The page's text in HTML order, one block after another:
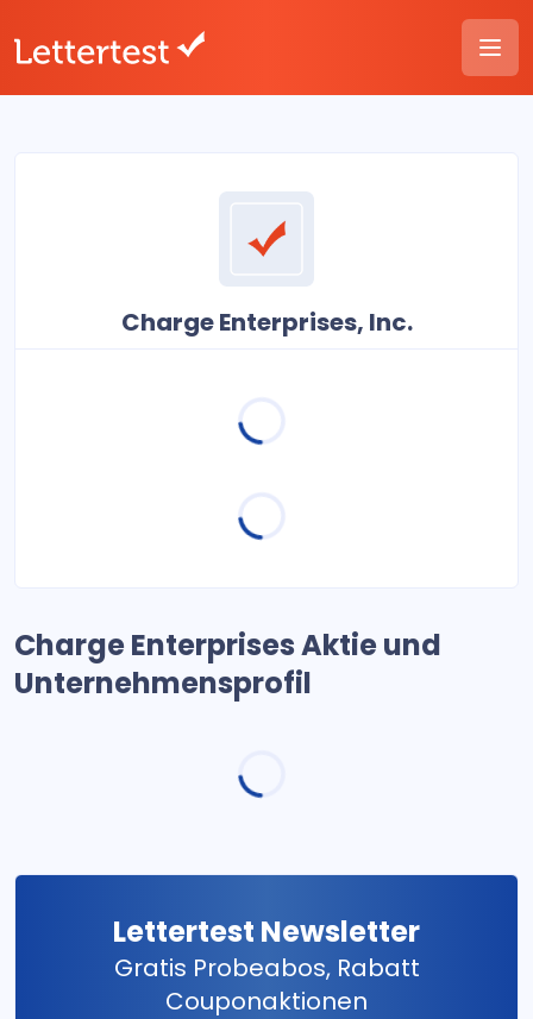
Charge Enterprises, Inc.
Charge Enterprises Aktie und
Unternehmensprofil
Lettertest Newsletter
Gratis Probeabos, Rabatt
Couponaktionen